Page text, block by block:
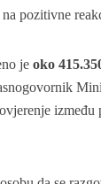
pozitivne
jeoko